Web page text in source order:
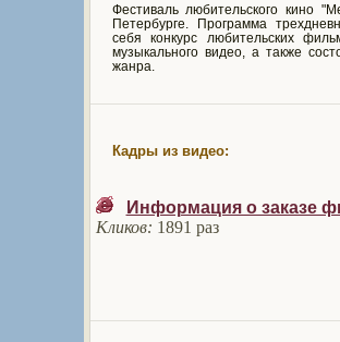
Фестиваль любительского кино
Петербурге. Программа
себя конкурс любительских
музыкального видео, а также
жанра.
Кадры из видео:
Информация о заказе
Кликов: 1891 раз